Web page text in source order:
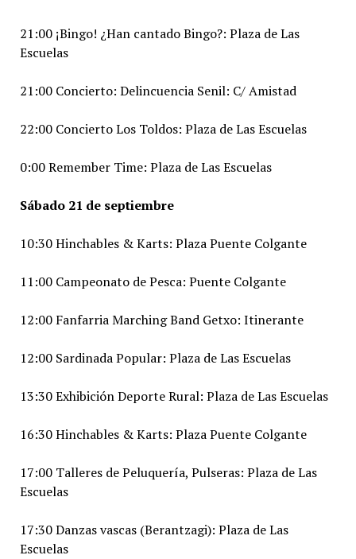
21:00 ¡Bingo! ¿Han cantado Bingo?: Plaza de Las
Escuelas
21:00 Concierto: Delincuencia Senil: C/ Amistad
22:00 Concierto Los Toldos: Plaza de Las Escuelas
0:00 Remember Time: Plaza de Las Escuelas
Sábado 21 de septiembre
10:30 Hinchables & Karts: Plaza Puente Colgante
11:00 Campeonato de Pesca: Puente Colgante
12:00 Fanfarria Marching Band Getxo: Itinerante
12:00 Sardinada Popular: Plaza de Las Escuelas
13:30 Exhibición Deporte Rural: Plaza de Las Escuelas
16:30 Hinchables & Karts: Plaza Puente Colgante
17:00 Talleres de Peluquería, Pulseras: Plaza de Las
Escuelas
17:30 Danzas vascas (Berantzagi): Plaza de Las
Escuelas